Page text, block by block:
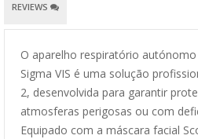
REVIEWS
O aparelho respiratório
Sigma VIS é uma solução
2, desenvolvida para garantir
atmosferas perigosas ou com
Equipado com a máscara facial